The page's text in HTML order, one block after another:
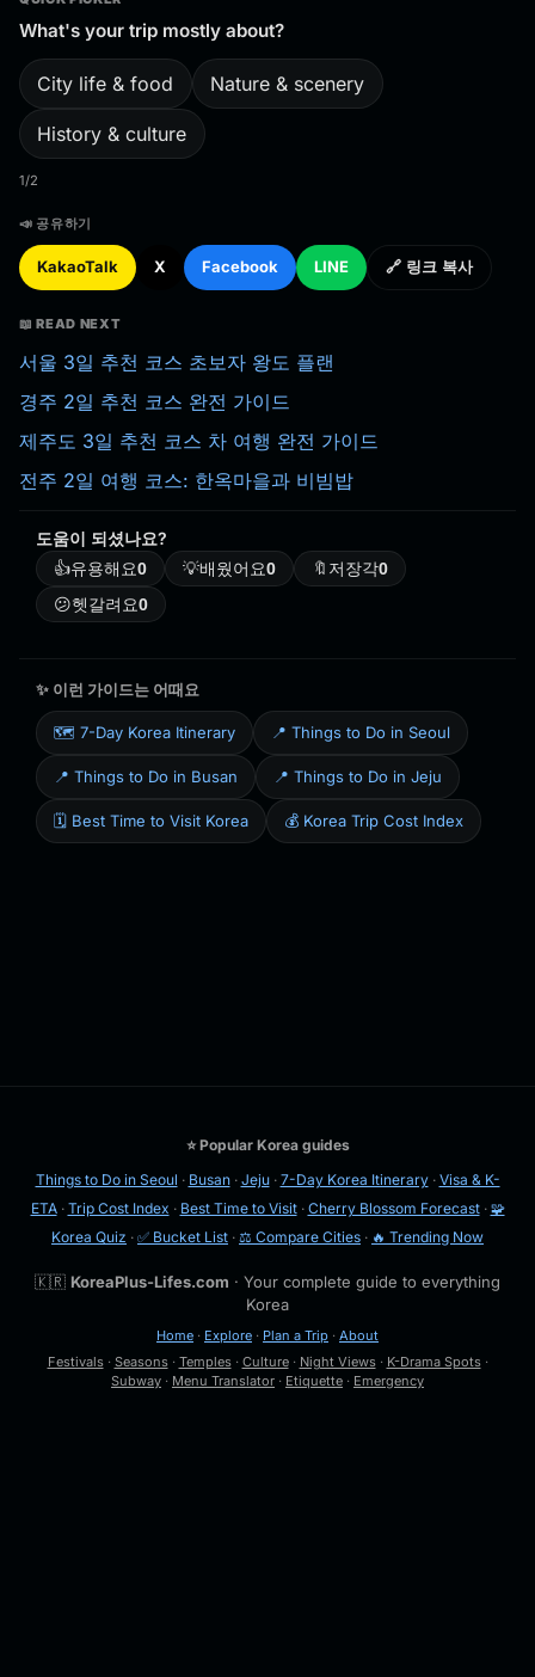
What's your trip mostly about?
City life & food Nature & scenery
History & culture
1/2
📣 공유하기
KakaoTalk X Facebook LINE 🔗 링크 복사
📖 READ NEXT
서울 3일 추천 코스 초보자 왕도 플랜
경주 2일 추천 코스 완전 가이드
제주도 3일 추천 코스 차 여행 완전 가이드
전주 2일 여행 코스: 한옥마을과 비빔밥
도움이 되셨나요?
👍유용해요0 💡배웠어요0 🔖 저장각0
😕헷갈려요0
✨ 이런 가이드는 어때요
🗺️ 7-Day Korea Itinerary 📍 Things to Do in Seoul
📍 Things to Do in Busan 📍 Things to Do in Jeju
🗓️ Best Time to Visit Korea 💰 Korea Trip Cost Index
⭐ Popular Korea guides
Things to Do in Seoul · Busan· Jeju· 7-Day Korea Itinerary· Visa & K-
ETA· Trip Cost Index · Best Time to Visit· Cherry Blossom Forecast· 🧩
Korea Quiz · ✅ Bucket List · ⚖️ Compare Cities · 🔥 Trending Now
🇰🇷 KoreaPlus-Lifes.com · Your complete guide to everything
Korea
Home · Explore · Plan a Trip · About
Festivals· Seasons· Temples· Culture· Night Views· K-Drama Spots·
Subway · Menu Translator · Etiquette · Emergency